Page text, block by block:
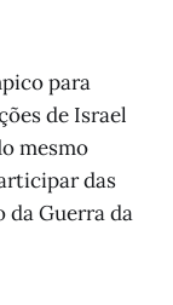
para
de Israel
mesmo
das
da Guerra da